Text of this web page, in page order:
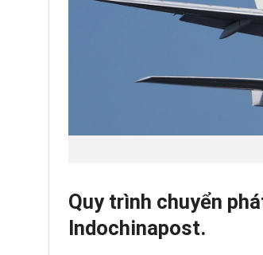
Quy trình chuyển
Indochinapost.